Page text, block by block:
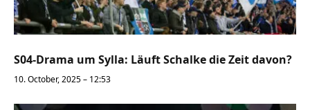
S04-Drama um Sylla: Läuft Schalke die Zeit davon?
10. October, 2025 – 12:53